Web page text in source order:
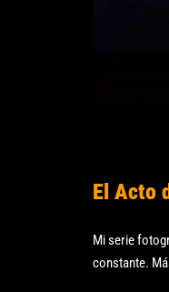
El Acto
Mi serie
constante.